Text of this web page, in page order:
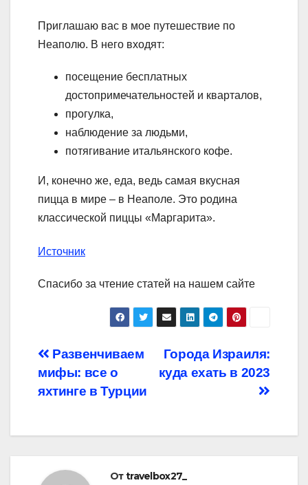
Приглашаю вас в мое путешествие по
Неаполю. В него входят:
посещение бесплатных
достопримечательностей и кварталов,
прогулка,
наблюдение за людьми,
потягивание итальянского кофе.
И, конечно же, еда, ведь самая вкусная
пицца в мире – в Неаполе. Это родина
классической пиццы «Маргарита».
Источник
Спасибо за чтение статей на нашем сайте
Навигация
по
Города Израиля:
куда ехать в 2023
Развенчиваем
мифы: все о
яхтинге в Турции
Отtravelbox27_